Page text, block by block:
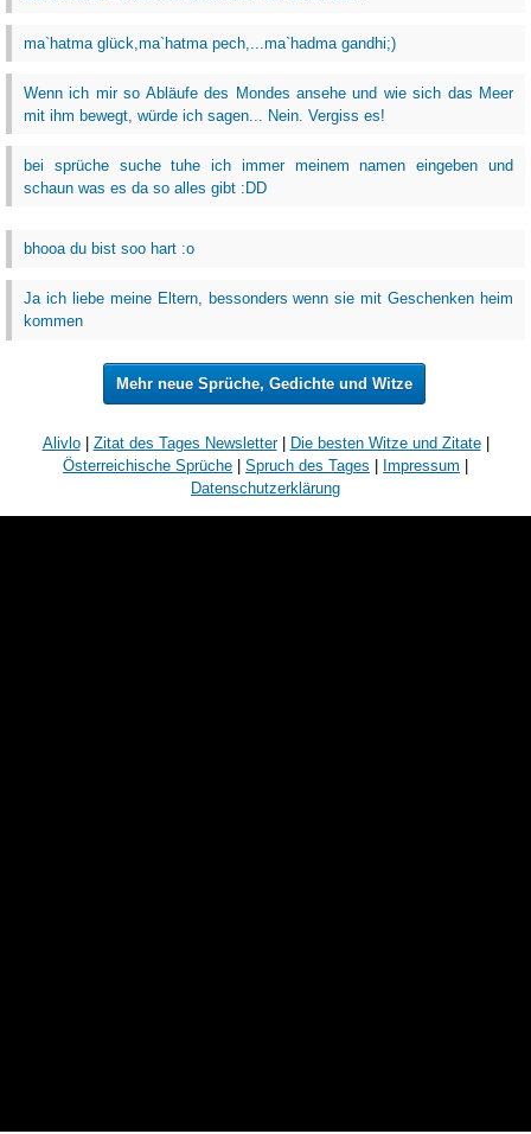
ma`hatma glück,ma`hatma pech,...ma`hadma gandhi;)
Wenn ich mir so Abläufe des Mondes ansehe und wie sich das Meer
mit ihm bewegt, würde ich sagen... Nein. Vergiss es!
bei sprüche suche tuhe ich immer meinem namen eingeben und
schaun was es da so alles gibt :DD
bhooa du bist soo hart :o
Ja ich liebe meine Eltern, bessonders wenn sie mit Geschenken heim
kommen
Mehr neue Sprüche, Gedichte und Witze
Alivlo| Zitat des Tages Newsletter| Die besten Witze und Zitate|
Österreichische Sprüche | Spruch des Tages | Impressum |
Datenschutzerklärung